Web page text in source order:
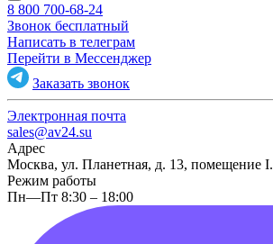
8 800 700-68-24
Звонок бесплатный
Написать в телеграм
Перейти в Мессенджер
Заказать звонок
Электронная почта
sales@av24.su
Адрес
Москва, ул. Планетная, д. 13, помещение I.
Режим работы
Пн—Пт 8:30 – 18:00